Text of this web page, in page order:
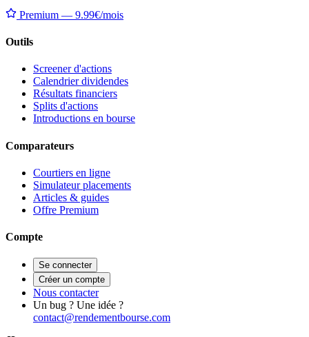
Premium — 9.99€/mois
Outils
Screener d'actions
Calendrier dividendes
Résultats financiers
Splits d'actions
Introductions en bourse
Comparateurs
Courtiers en ligne
Simulateur placements
Articles & guides
Offre Premium
Compte
Se connecter
Créer un compte
Nous contacter
Un bug ? Une idée ?
contact@rendementbourse.com